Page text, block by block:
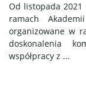
Od listopada 2021
ramach
organizowane w
doskonalenia
współpracy z ...